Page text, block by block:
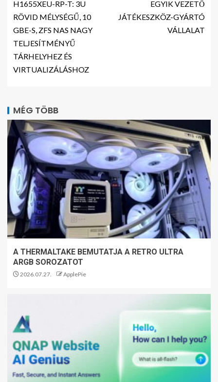
H1655XEU-RP-T: 3U
RÖVID MÉLYSÉGŰ, 10
GBE-S, ZFS NAS NAGY
TELJESÍTMÉNYŰ
TÁRHELYHEZ ÉS
VIRTUALIZÁLÁSHOZ
EGYIK VEZETŐ
JÁTÉKESZKÖZ-GYÁRTÓ
VÁLLALAT
MÉG TÖBB
A THERMALTAKE BEMUTATJA A RETRO ULTRA
ARGB SOROZATOT
2026.07.27. ApplePie